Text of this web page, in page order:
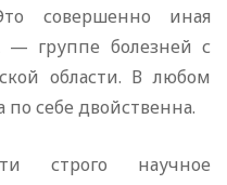
совершенно иная
— группе болезней с
области. В любом
по себе двойственна.
строго научное